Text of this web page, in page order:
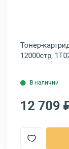
Тонер-
12000стр,
В наличии
12 709